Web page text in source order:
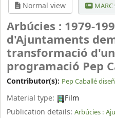
Normal view MARC
Arbúcies : 1979-
d'Ajuntaments
transformació
programació Pep
Contributor(s): Pep Caballé
Material type:
Film
Publication details: Arbúcies :